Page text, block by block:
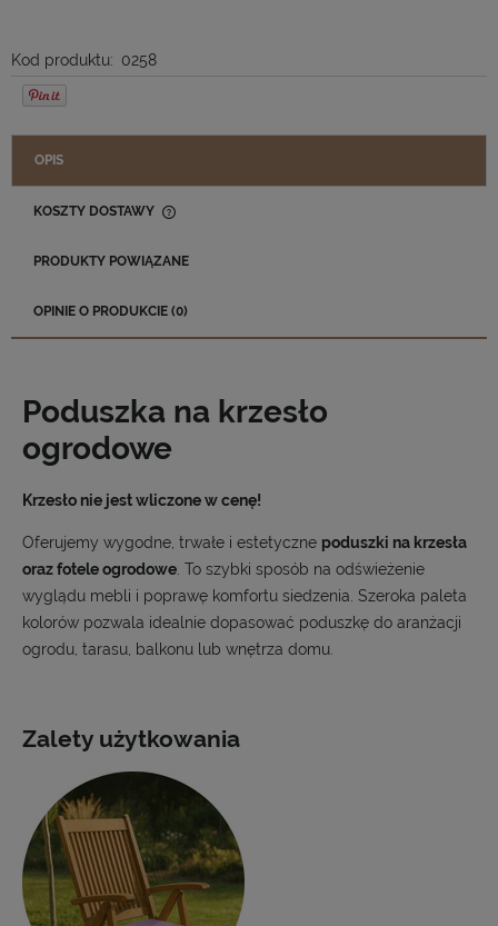
Kod produktu: 0258
OPIS
KOSZTY DOSTAWY
PRODUKTY POWIĄZANE
OPINIE O PRODUKCIE (0)
Poduszka na krzesło
ogrodowe
Krzesło nie jest wliczone w cenę!
Oferujemy wygodne, trwałe i estetyczne poduszki na krzesła
oraz fotele ogrodowe. To szybki sposób na odświeżenie
wyglądu mebli i poprawę komfortu siedzenia. Szeroka paleta
kolorów pozwala idealnie dopasować poduszkę do aranżacji
ogrodu, tarasu, balkonu lub wnętrza domu.
Zalety użytkowania